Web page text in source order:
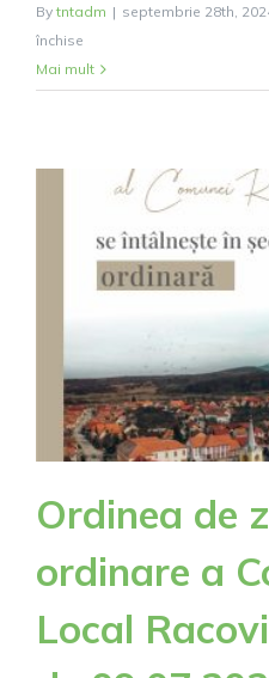
By tntadm | septembrie 28th,
închise
Actualizare
–
Mai mult
Ordinea de
ordinare a
Local